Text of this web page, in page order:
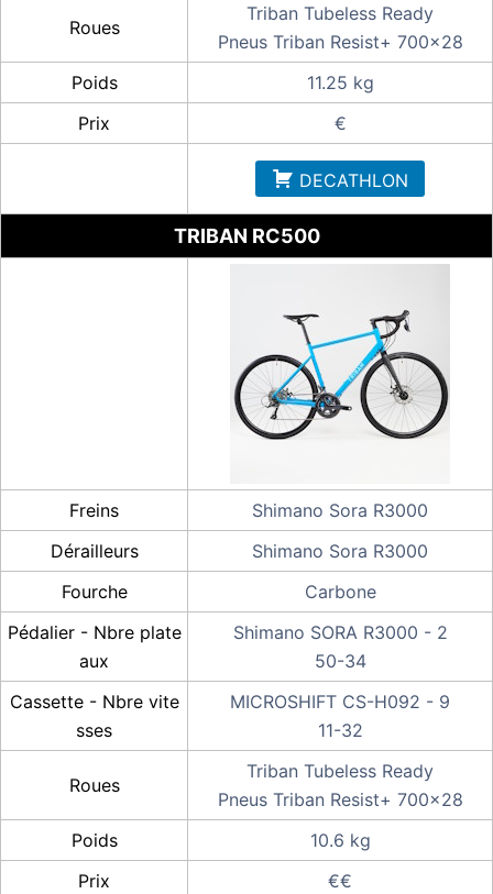
Roues
Triban Tubeless Ready
Pneus Triban Resist+ 700x28
Poids
11.25 kg
Prix
€
DECATHLON
TRIBAN RC500
Freins
Shimano Sora R3000
Dérailleurs
Shimano Sora R3000
Fourche
Carbone
Pédalier - Nbre plate
aux
Shimano SORA R3000 - 2
50-34
Cassette - Nbre vite
sses
MICROSHIFT CS-H092 - 9
11-32
Roues
Triban Tubeless Ready
Pneus Triban Resist+ 700x28
Poids
10.6 kg
Prix
€€